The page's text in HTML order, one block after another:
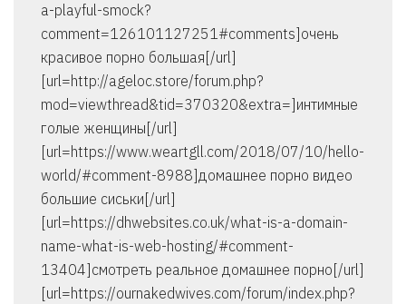
a-playful-smock?
comment=126101127251#comments]очень
красивое порно большая[/url]
[url=http://ageloc.store/forum.php?
mod=viewthread&tid=370320&extra=]интимные
голые женщины[/url]
[url=https://www.weartgll.com/2018/07/10/hello-
world/#comment-8988]домашнее порно видео
большие сиськи[/url]
[url=https://dhwebsites.co.uk/what-is-a-domain-
name-what-is-web-hosting/#comment-
13404]смотреть реальное домашнее порно[/url]
[url=https://ournakedwives.com/forum/index.php?